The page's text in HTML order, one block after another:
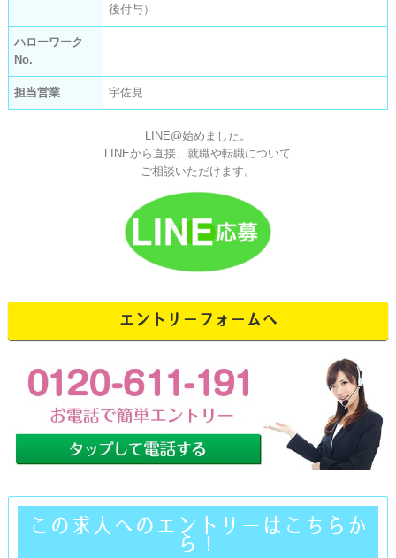
後付与）
ハローワーク
No.
担当営業 宇佐見
LINE@始めました。
LINEから直接、就職や転職について
ご相談いただけます。
エントリーフォームへ
この求人へのエントリーはこちらか
ら！